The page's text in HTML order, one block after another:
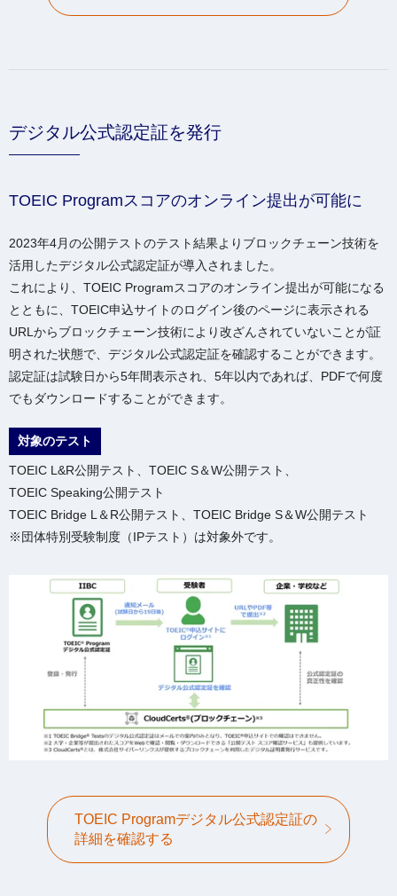
デジタル公式認定証を発行
TOEIC Programスコアのオンライン提出が可能に
2023年4月の公開テストのテスト結果よりブロックチェーン技術を
活用したデジタル公式認定証が導入されました。
これにより、TOEIC Programスコアのオンライン提出が可能になる
とともに、TOEIC申込サイトのログイン後のページに表示される
URLからブロックチェーン技術により改ざんされていないことが証
明された状態で、デジタル公式認定証を確認することができます。
認定証は試験日から5年間表示され、5年以内であれば、PDFで何度
でもダウンロードすることができます。
対象のテスト
TOEIC L&R公開テスト、TOEIC S＆W公開テスト、
TOEIC Speaking公開テスト
TOEIC Bridge L＆R公開テスト、TOEIC Bridge S＆W公開テスト
※団体特別受験制度（IPテスト）は対象外です。
TOEIC Programデジタル公式認定証の
詳細を確認する